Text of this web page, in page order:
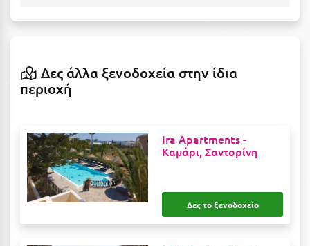
Θ
Θεσσαλονίκη
Ιεράπετρα
Ιθάκη
Ικαρία
Ίος
Δες άλλα ξενοδοχεία στην ίδια
περιοχή
Ira Apartments -
Καμάρι, Σαντορίνη
Δες το ξενοδοχείο